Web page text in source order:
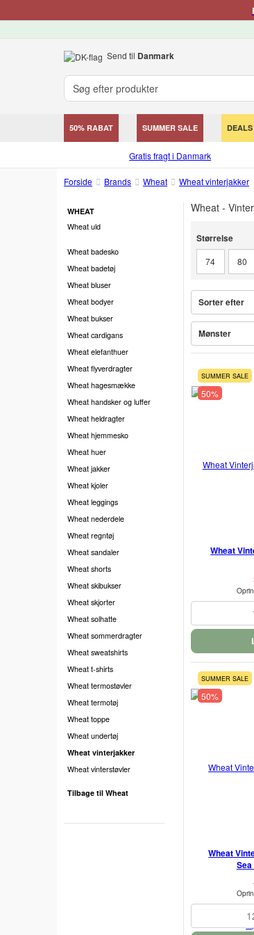
Send til Danmark
50% RABAT SUMMER SALE DEALS
Gratis fragt i Danmark
Forside Brands Wheat Wheat vinterjakker
WHEAT
Wheat uld
Wheat badesko
Wheat badetøj
Wheat bluser
Wheat bodyer
Wheat bukser
Wheat cardigans
Wheat elefanthuer
Wheat flyverdragter
Wheat hagesmække
Wheat handsker og luffer
Wheat heldragter
Wheat hjemmesko
Wheat huer
Wheat jakker
Wheat kjoler
Wheat leggings
Wheat nederdele
Wheat regntøj
Wheat sandaler
Wheat shorts
Wheat skibukser
Wheat skjorter
Wheat solhatte
Wheat sommerdragter
Wheat sweatshirts
Wheat t-shirts
Wheat termostøvler
Wheat termotøj
Wheat toppe
Wheat undertøj
Wheat vinterjakker
Wheat vinterstøvler
Tilbage til Wheat
Wheat -
Størrelse
74 80
Sorter efter
Mønster
SUMMER SALE
50%
Wheat
SUMMER SALE
50%
Wheat